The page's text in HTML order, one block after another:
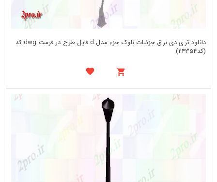
دانلود تری دی برق جزئیات بلوک جزء مدل d فایل طرح در فرمت dwg کد
(کد24354)